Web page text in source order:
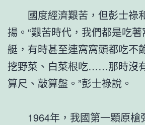
國度經濟艱苦，但彭士祿
揚。“艱苦時代，我們都是吃
艇，有時甚至連窩窩頭都吃不
挖野菜、白菜根吃……那時沒
算尺、敲算盤。”彭士祿說。
1964年，我國第一顆原槍